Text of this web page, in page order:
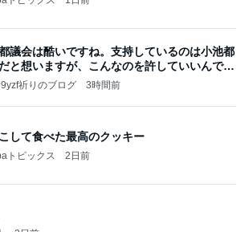
議会は酷いですね。支持しているのは小池都
と想いますが、こんなのを許していいんです
祈りのブログ 3時間前
して食べた最高のクッキー
トピックス 2日前